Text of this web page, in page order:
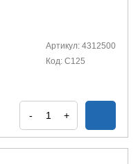
Артикул: 4312500
Код: С125
- +